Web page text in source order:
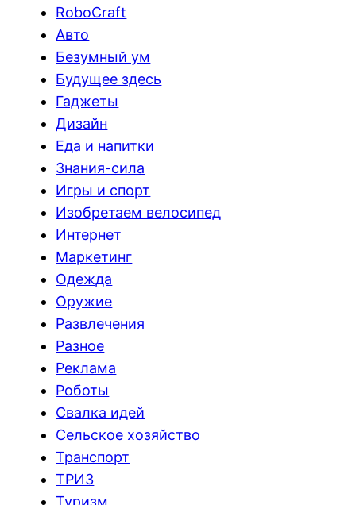
RoboCraft
Авто
Безумный ум
Будущее здесь
Гаджеты
Дизайн
Еда и напитки
Знания-сила
Игры и спорт
Изобретаем велосипед
Интернет
Маркетинг
Одежда
Оружие
Развлечения
Разное
Реклама
Роботы
Свалка идей
Сельское хозяйство
Транспорт
ТРИЗ